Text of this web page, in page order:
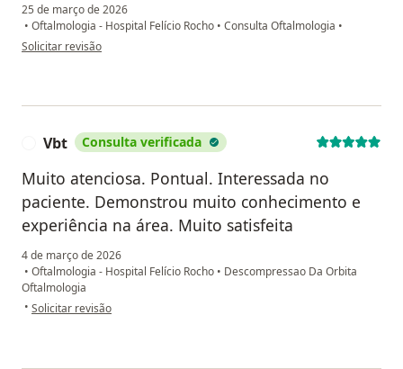
25 de março de 2026
• Oftalmologia - Hospital Felício Rocho • Consulta Oftalmologia •
na opinião do utilizador Stefane Arcanjo
Solicitar revisão
Vbt Consulta verificada
Muito atenciosa. Pontual. Interessada no
paciente. Demonstrou muito conhecimento e
experiência na área. Muito satisfeita
4 de março de 2026
• Oftalmologia - Hospital Felício Rocho • Descompressao Da Orbita
Oftalmologia
• na opinião do utilizador Vbt
Solicitar revisão